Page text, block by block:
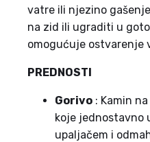
vatre ili njezino
na zid ili ugraditi u
omogućuje ostvarenje
PREDNOSTI
Gorivo: Kamin
koje jednostavno
upaljačem i